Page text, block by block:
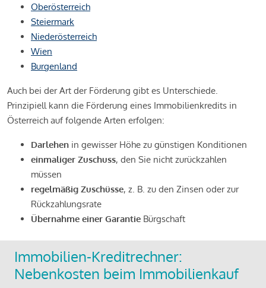
Oberösterreich
Steiermark
Niederösterreich
Wien
Burgenland
Auch bei der Art der Förderung gibt es Unterschiede.
Prinzipiell kann die Förderung eines Immobilienkredits in
Österreich auf folgende Arten erfolgen:
Darlehen in gewisser Höhe zu günstigen Konditionen
einmaliger Zuschuss, den Sie nicht zurückzahlen
müssen
regelmäßig Zuschüsse, z. B. zu den Zinsen oder zur
Rückzahlungsrate
Übernahme einer Garantie Bürgschaft
Immobilien-Kreditrechner:
Nebenkosten beim Immobilienkauf